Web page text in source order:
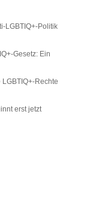
LGBTIQ+-Politik
Gesetz: Ein
Rechte
erst jetzt